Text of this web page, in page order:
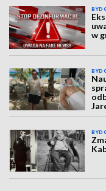
w